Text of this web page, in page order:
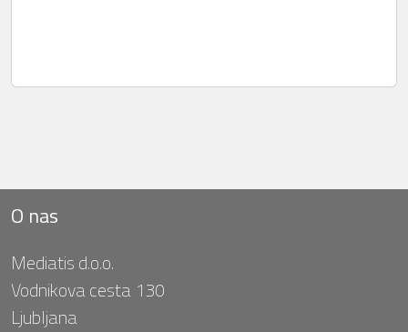
O nas
Mediatis d.o.o.
Vodnikova cesta 130
Ljubljana